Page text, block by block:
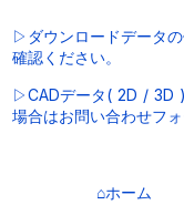
超小型カートリッジイ
▷ACC-05-11（-C※
スロットルチェック
▷ダウンロードデータ
確認ください。
▷CADデータ( 2D / 3D
場合はお問い合わせフ
⌂ホーム